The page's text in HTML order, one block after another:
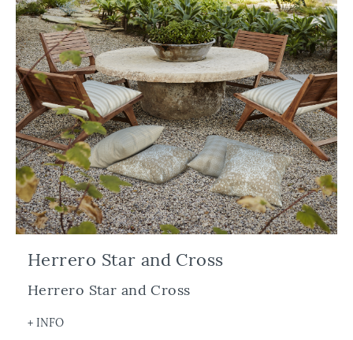
Multicolor
Rosa
Estilo
Animales
Étnico
Geométrico
Liso
Rayas
Categoría
Telas
Herrero Star and Cross
Herrero Star and Cross
+ INFO